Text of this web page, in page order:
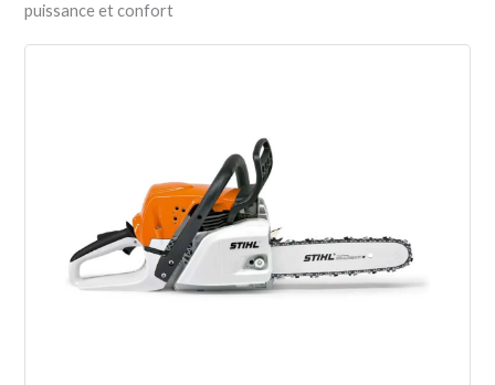
puissance et confort